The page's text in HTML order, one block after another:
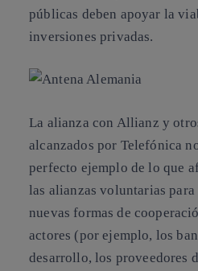
públicas deben apoyar la
inversiones privadas.
La alianza con Allianz y
alcanzados por Telefónica
perfecto ejemplo de lo que
las alianzas voluntarias
nuevas formas de
actores (por ejemplo, los
desarrollo, los proveedores